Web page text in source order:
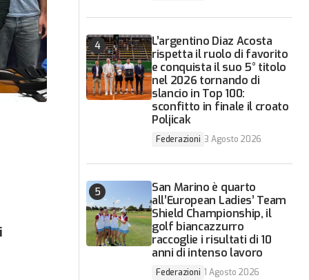
L’argentino Diaz Acosta
rispetta il ruolo di favorito
e conquista il suo 5° titolo
nel 2026 tornando di
slancio in Top 100:
sconfitto in finale il croato
Poljicak
Federazioni 3 Agosto 2026
San Marino è quarto
all’European Ladies’ Team
Shield Championship, il
golf biancazzurro
raccoglie i risultati di 10
anni di intenso lavoro
Federazioni 1 Agosto 2026